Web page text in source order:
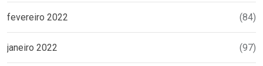
fevereiro 2022 (84)
janeiro 2022 (97)